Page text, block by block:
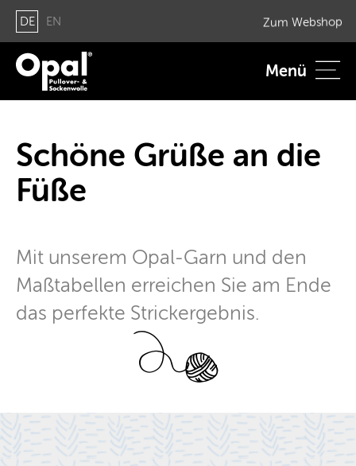
DE EN Zum Web­shop
Menü
Schö­ne Grüße an die
Füße
Mit un­se­rem Opal-Garn und den
Maß­ta­bel­len er­rei­chen Sie am Ende
das per­fek­te Strick­ergeb­nis.